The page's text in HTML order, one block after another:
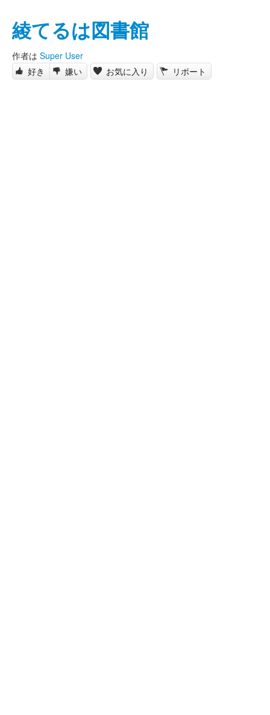
綾てるは図書館
作者は Super User
好き
嫌い お気に入り リポート